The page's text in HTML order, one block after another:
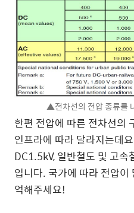
▲전차선의 전압 종류를
한편 전압에 따른 전차선의
인프라에 따라 달라지는데
DC1.5kV, 일반철도 및 고
입니다. 국가에 따라 전압이
억해주세요!